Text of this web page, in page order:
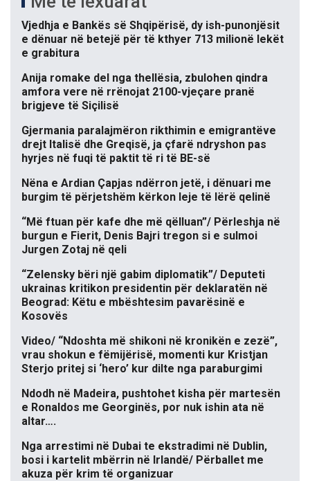
Vjedhja e Bankës së Shqipërisë, dy ish-punonjësit
e dënuar në betejë për të kthyer 713 milionë lekët
e grabitura
Anija romake del nga thellësia, zbulohen qindra
amfora vere në rrënojat 2100-vjeçare pranë
brigjeve të Siçilisë
Gjermania paralajmëron rikthimin e emigrantëve
drejt Italisë dhe Greqisë, ja çfarë ndryshon pas
hyrjes në fuqi të paktit të ri të BE-së
Nëna e Ardian Çapjas ndërron jetë, i dënuari me
burgim të përjetshëm kërkon leje të lërë qelinë
“Më ftuan për kafe dhe më qëlluan”/ Përleshja në
burgun e Fierit, Denis Bajri tregon si e sulmoi
Jurgen Zotaj në qeli
“Zelensky bëri një gabim diplomatik”/ Deputeti
ukrainas kritikon presidentin për deklaratën në
Beograd: Këtu e mbështesim pavarësinë e
Kosovës
Video/ “Ndoshta më shikoni në kronikën e zezë”,
vrau shokun e fëmijërisë, momenti kur Kristjan
Sterjo pritej si ‘hero’ kur dilte nga paraburgimi
Ndodh në Madeira, pushtohet kisha për martesën
e Ronaldos me Georginës, por nuk ishin ata në
altar….
Nga arrestimi në Dubai te ekstradimi në Dublin,
bosi i kartelit mbërrin në Irlandë/ Përballet me
akuza për krim të organizuar